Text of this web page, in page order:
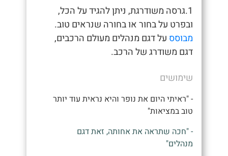
1.גרסה משודרגת, ניתן להגיד על הכל,
ובפרט על בחור או בחורה שנראים טוב.
מבוסס על דגם מנהלים מעולם הרכבים,
דגם משודרג של הרכב.
שימושים
- "ראיתי היום את נופר והיא נראית עוד יותר
טוב במציאות"
- "חכה שתראה את אחותה, זאת דגם
מנהלים"